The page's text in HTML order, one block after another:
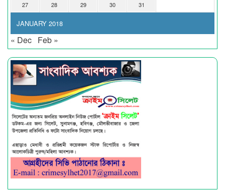
JANUARY 2018
27
28 29 30 31
« Dec Feb »